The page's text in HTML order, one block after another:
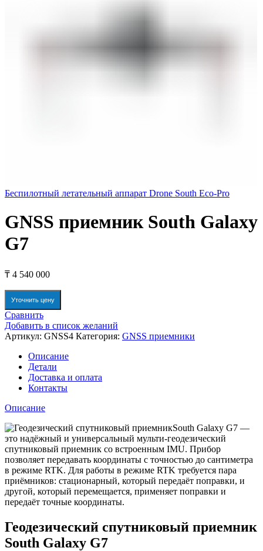
Беспилотный летательный аппарат Drone South Eco-Pro
GNSS приемник South Galaxy
G7
₸ 4 540 000
Уточнить цену
Сравнить
Добавить в список желаний
Артикул: GNSS4 Категория: GNSS приемники
Описание
Детали
Доставка и оплата
Контакты
Описание
South Galaxy G7 —
это надёжный и универсальный мульти-геодезический
спутниковый приемник со встроенным IMU. Прибор
позволяет передавать координаты с точностью до сантиметра
в режиме RTK. Для работы в режиме RTK требуется пара
приёмников: стационарный, который передаёт поправки, и
другой, который перемещается, применяет поправки и
передаёт точные координаты.
Геодезический спутниковый приемник
South Galaxy G7